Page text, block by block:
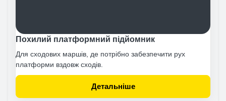
Похилий платформний підйомник
Для сходових маршів, де потрібно забезпечити рух
платформи вздовж сходів.
Детальніше